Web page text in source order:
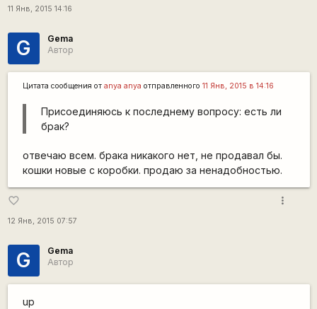
11 Янв, 2015 14:16
G
Gema
Автор
Цитата сообщения от anya anya отправленного 11 Янв, 2015 в 14:16
Присоединяюсь к последнему вопросу: есть ли
брак?
отвечаю всем. брака никакого нет, не продавал бы.
кошки новые с коробки. продаю за ненадобностью.
favorite_border
12 Янв, 2015 07:57
more_vert
G
Gema
Автор
up